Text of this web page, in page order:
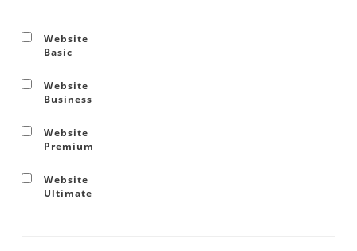
Website
Basic
Website
Business
Website
Premium
Website
Ultimate